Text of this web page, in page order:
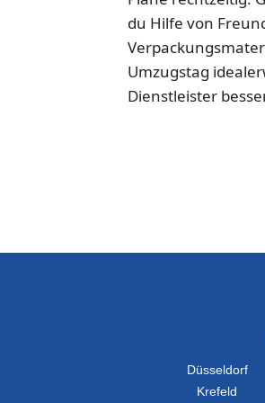
du Hilfe von
Umzugstag
Dienstleister
Düsseldorf
Krefeld